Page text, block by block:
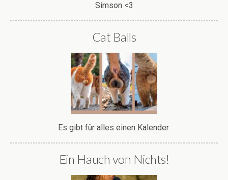
Simson <3
Cat Balls
Es gibt für alles einen Kalender.
Ein Hauch von Nichts!